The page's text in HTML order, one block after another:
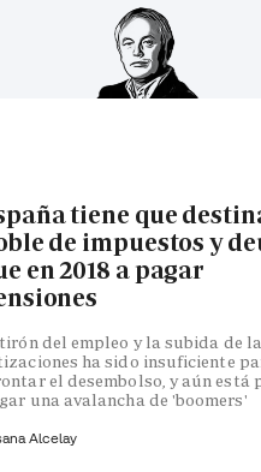
tiene que
de impuestos y
en 2018 a pagar
del empleo y la subida de
ha sido insuficiente
el desembolso, y aún está
una avalancha de 'boomers'
Alcelay